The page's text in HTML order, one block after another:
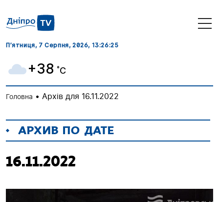
П’ятниця, 7 Серпня, 2026, 13:26:26
+38 ˚C
Головна • Архів для 16.11.2022
АРХИВ ПО ДАТЕ
16.11.2022